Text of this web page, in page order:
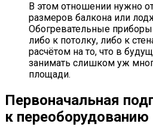
В этом отношении нужно
размеров балкона или
Обогревательные
либо к потолку, либо к
расчётом на то, что в
занимать слишком уж
площади.
Первоначальная
к переоборудованию